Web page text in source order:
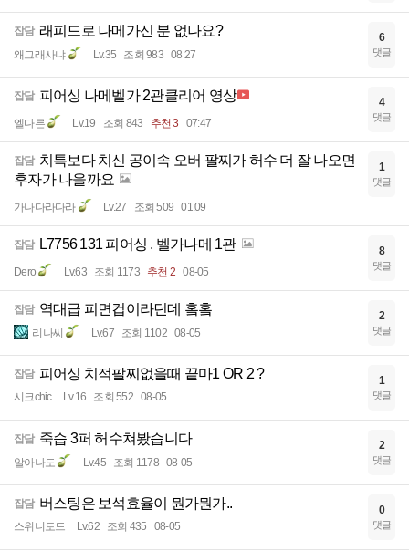
잡담 래피드로 나메가신 분 없나요?
왜그래사냐 Lv.35 조회 983 08:27
6
댓글
잡담 피어싱 나메벨가 2관클리어 영상
엘다른 Lv.19 조회 843 추천 3 07:47
4
댓글
잡담 치특보다 치신 공이속 오버 팔찌가 허수 더 잘 나오면
후자가 나을까요
가나다라다라 Lv.27 조회 509 01:09
1
댓글
잡담 L7756 131 피어싱 . 벨가나메 1관
Dero Lv.63 조회 1173 추천 2 08-05
8
댓글
잡담 역대급 피면컵이라던데 홐홐
리나씨 Lv.67 조회 1102 08-05
2
댓글
잡담 피어싱 치적팔찌없을때 끝마1 OR 2 ?
시크chic Lv.16 조회 552 08-05
1
댓글
잡담 죽습 3퍼 허수쳐봤습니다
알아나도 Lv.45 조회 1178 08-05
2
댓글
잡담 버스팅은 보석효율이 뭔가뭔가..
스위니토드 Lv.62 조회 435 08-05
0
댓글